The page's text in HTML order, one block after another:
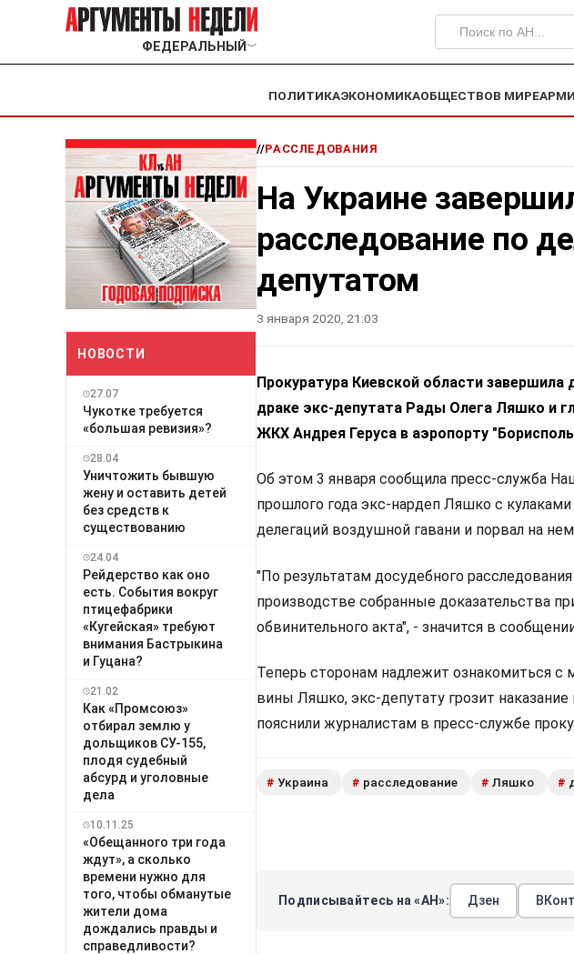
ФЕДЕРАЛЬНЫЙ ﹀
ПОЛИТИКАЭКОНОМИКАОБЩЕСТВОВ МИРЕ
НОВОСТИ
27.07
Чукотке требуется
«большая ревизия»?
28.04
Уничтожить бывшую
жену и оставить детей
без средств к
существованию
24.04
Рейдерство как оно
есть. События вокруг
птицефабрики
«Кугейская» требуют
внимания Бастрыкина
и Гуцана?
21.02
Как «Промсоюз»
отбирал землю у
дольщиков СУ-155,
плодя судебный
абсурд и уголовные
дела
10.11.25
«Обещанного три года
ждут», а сколько
времени нужно для
того, чтобы обманутые
жители дома
дождались правды и
справедливости?
//РАССЛЕДОВАНИЯ
На Украине
расследование по
депутатом
3 января 2020, 21:03
Прокуратура Киевской области завершила
драке экс-депутата Рады Олега Ляшко и
ЖКХ Андрея Геруса в аэропорту
Об этом 3 января сообщила пресс-служба
прошлого года экс-нардеп Ляшко с
делегаций воздушной гавани и порвал на
"По результатам досудебного
производстве собранные доказательства
обвинительного акта", - значится в
Теперь сторонам надлежит ознакомиться с
вины Ляшко, экс-депутату грозит
пояснили журналистам в пресс-службе
# Украина # расследование # Ляшко #
Подписывайтесь на «АН»: Дзен